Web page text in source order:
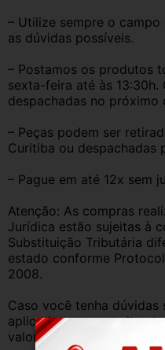
– Utilize sempre o
as dúvidas possíveis.
– Postamos os produtos
sexta-feira até às 13:30h.
despachadas no próximo
– Peças podem ser
Curitiba ou despachadas
– Pague em até 12x sem
Atenção: As compras
Jurídica estão sujeitas à
Substituição Tributária
estado conforme
2008.
Caso você tenha
aplicado, nos consulte
valor que será